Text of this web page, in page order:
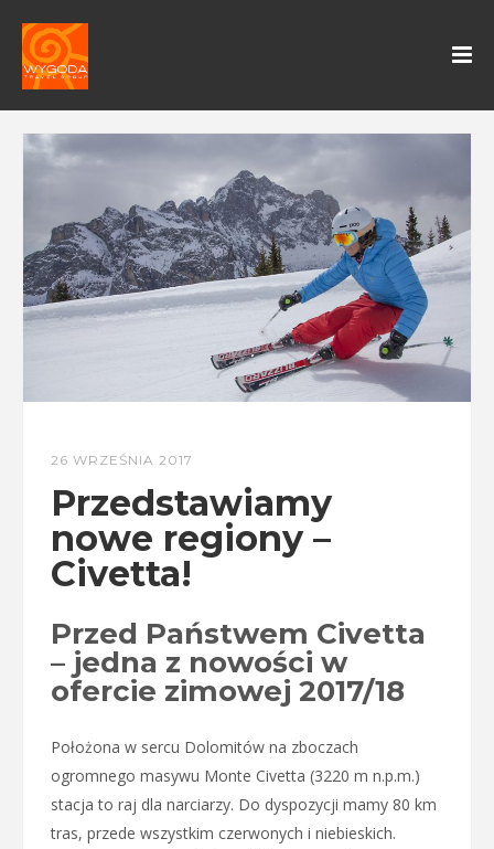
26 WRZEŚNIA 2017
Przedstawiamy
nowe regiony –
Civetta!
Przed Państwem Civetta
– jedna z nowości w
ofercie zimowej 2017/18
Położona w sercu Dolomitów na zboczach
ogromnego masywu Monte Civetta (3220 m n.p.m.)
stacja to raj dla narciarzy. Do dyspozycji mamy 80 km
tras, przede wszystkim czerwonych i niebieskich.